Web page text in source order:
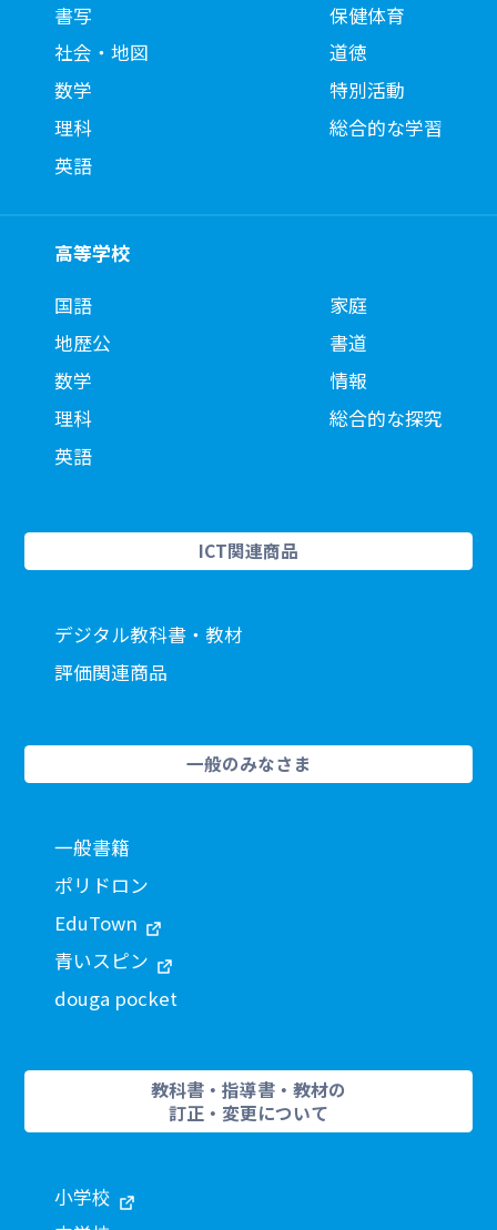
書写
社会・地図
数学
理科
英語
保健体育
道徳
特別活動
総合的な学習
高等学校
国語
地歴公
数学
理科
英語
家庭
書道
情報
総合的な探究
ICT関連商品
デジタル教科書・教材
評価関連商品
一般のみなさま
一般書籍
ポリドロン
EduTown
青いスピン
douga pocket
教科書・指導書・教材の
訂正・変更について
小学校